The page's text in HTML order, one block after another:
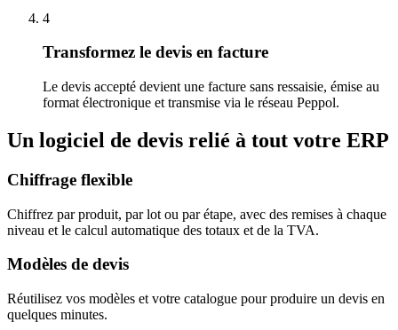
4
Transformez le devis en facture
Le devis accepté devient une facture sans ressaisie, émise au
format électronique et transmise via le réseau Peppol.
Un logiciel de devis relié à tout votre ERP
Chiffrage flexible
Chiffrez par produit, par lot ou par étape, avec des remises à chaque
niveau et le calcul automatique des totaux et de la TVA.
Modèles de devis
Réutilisez vos modèles et votre catalogue pour produire un devis en
quelques minutes.